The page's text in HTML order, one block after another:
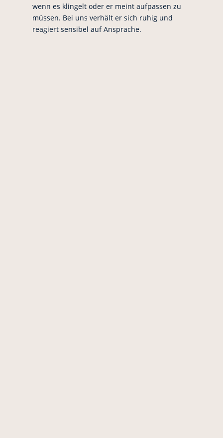
wenn es klingelt oder er meint aufpassen zu
müssen. Bei uns verhält er sich ruhig und
reagiert sensibel auf Ansprache.